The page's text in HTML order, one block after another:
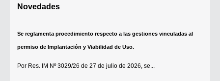
Novedades
Se reglamenta procedimiento respecto a las gestiones vinculadas al
permiso de Implantación y Viabilidad de Uso.
Por Res. IM Nº 3029/26 de 27 de julio de 2026, se...